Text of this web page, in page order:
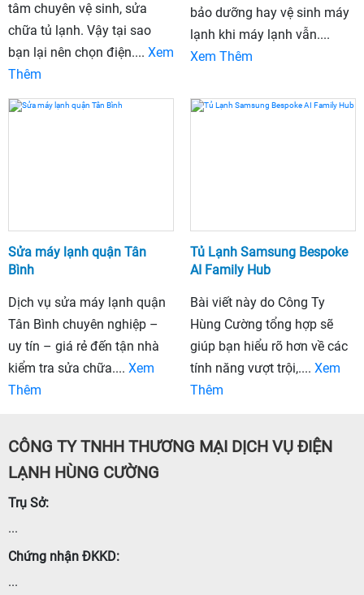
tâm chuyên vệ sinh, sửa
chữa tủ lạnh. Vậy tại sao
bạn lại nên chọn điện.... Xem
Thêm
bảo dưỡng hay vệ sinh máy
lạnh khi máy lạnh vẫn....
Xem Thêm
Sửa máy lạnh quận Tân
Bình
Dịch vụ sửa máy lạnh quận
Tân Bình chuyên nghiệp –
uy tín – giá rẻ đến tận nhà
kiểm tra sửa chữa.... Xem
Thêm
Tủ Lạnh Samsung Bespoke
AI Family Hub
Bài viết này do Công Ty
Hùng Cường tổng hợp sẽ
giúp bạn hiểu rõ hơn về các
tính năng vượt trội,.... Xem
Thêm
CÔNG TY TNHH THƯƠNG MẠI DỊCH VỤ ĐIỆN
LẠNH HÙNG CƯỜNG
Trụ Sở:
...
Chứng nhận ĐKKD:
...